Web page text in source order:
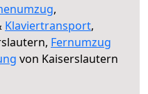
,
Klaviertransport,
Fernumzug
von Kaiserslautern